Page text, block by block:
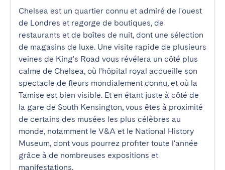
Chelsea est un quartier connu et admiré de l'ouest
de Londres et regorge de boutiques, de
restaurants et de boîtes de nuit, dont une sélection
de magasins de luxe. Une visite rapide de plusieurs
veines de King's Road vous révélera un côté plus
calme de Chelsea, où l'hôpital royal accueille son
spectacle de fleurs mondialement connu, et où la
Tamise est bien visible. Et en étant juste à côté de
la gare de South Kensington, vous êtes à proximité
de certains des musées les plus célèbres au
monde, notamment le V&A et le National History
Museum, dont vous pourrez profiter toute l'année
grâce à de nombreuses expositions et
manifestations.